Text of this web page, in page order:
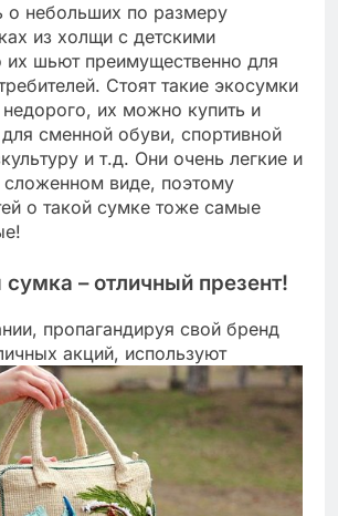
о небольших по размеру
из холщи с детскими
их шьют преимущественно для
Стоят такие экосумки
недорого, их можно купить и
для сменной обуви, спортивной
и т.д. Они очень легкие и
сложенном виде, поэтому
о такой сумке тоже самые
сумка – отличный презент!
пропагандируя свой бренд
акций, используют